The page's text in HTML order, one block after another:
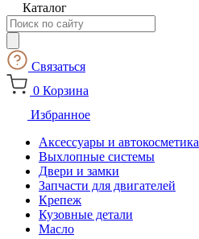
Каталог
Поиск
товаров
Связаться
0 Корзина
Избранное
Аксессуары и автокосметика
Выхлопные системы
Двери и замки
Запчасти для двигателей
Крепеж
Кузовные детали
Масло